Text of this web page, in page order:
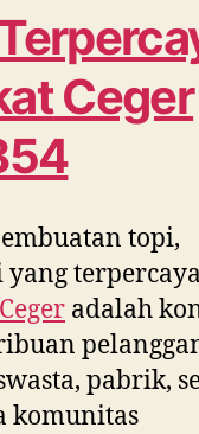
Ceger
topi,
Ceger adalah
pabrik,
komunitas